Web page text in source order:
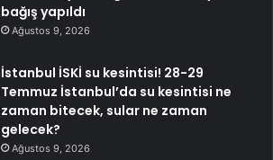
bağış yapıldı
Ağustos 9, 2026
İstanbul İSKİ su kesintisi! 28-29
Temmuz İstanbul’da su kesintisi ne
zaman bitecek, sular ne zaman
gelecek?
Ağustos 9, 2026